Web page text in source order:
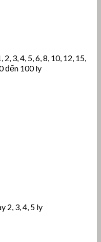
3, 4, 5, 6, 8, 10, 12, 15,
đến 100 ly
2, 3, 4, 5 ly